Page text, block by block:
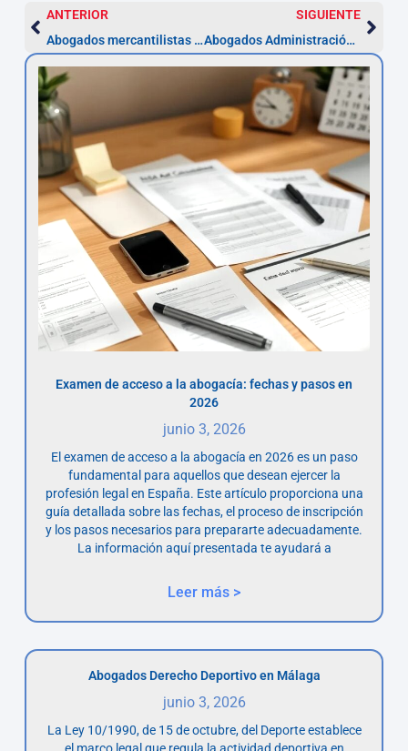
ANTERIOR
Abogados mercantilistas en Marbella | Plazo 5 años
SIGUIENTE
Abogados Administración en Dos Hermanas — Recurso en 1 mes
Examen de acceso a la abogacía: fechas y pasos en
2026
junio 3, 2026
El examen de acceso a la abogacía en 2026 es un paso
fundamental para aquellos que desean ejercer la
profesión legal en España. Este artículo proporciona una
guía detallada sobre las fechas, el proceso de inscripción
y los pasos necesarios para prepararte adecuadamente.
La información aquí presentada te ayudará a
Leer más >
Abogados Derecho Deportivo en Málaga
junio 3, 2026
La Ley 10/1990, de 15 de octubre, del Deporte establece